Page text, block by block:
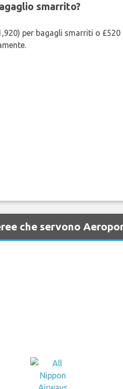
smarrito?
per bagagli smarriti o
che servono